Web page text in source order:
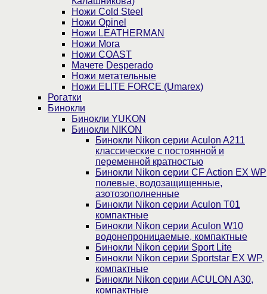
Ножи Cold Steel
Ножи Opinel
Ножи LEATHERMAN
Ножи Mora
Ножи COAST
Мачете Desperado
Ножи метательные
Ножи ELITE FORCE (Umarex)
Рогатки
Бинокли
Бинокли YUKON
Бинокли NIKON
Бинокли Nikon серии Aculon A211
классические с постоянной и
переменной кратностью
Бинокли Nikon серии СF Action EX WP
полевые, водозащищенные,
азотозополненные
Бинокли Nikon серии Aculon T01
компактные
Бинокли Nikon серии Aculon W10
водонепроницаемые, компактные
Бинокли Nikon серии Sport Lite
Бинокли Nikon серии Sportstar EX WP,
компактные
Бинокли Nikon серии ACULON A30,
компактные